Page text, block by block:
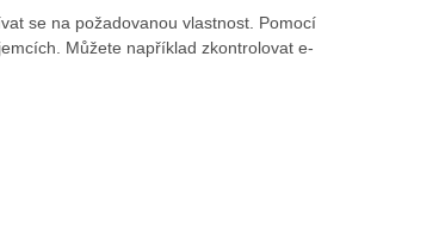
se na požadovanou vlastnost. Pomocí
Můžete například zkontrolovat e-